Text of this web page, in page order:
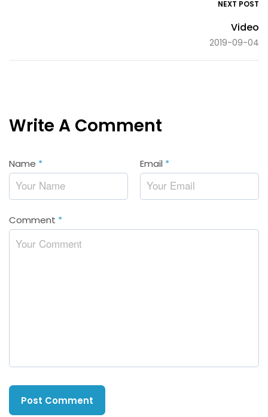
NEXT POST
Video
2019-09-04
Write A Comment
Name * Email *
Comment *